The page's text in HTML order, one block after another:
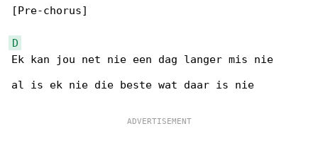
[Pre-chorus]
D
Ek kan jou net nie een dag langer mis nie
al is ek nie die beste wat daar is nie